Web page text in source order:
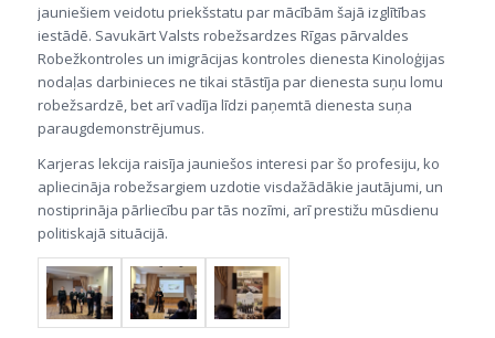
jauniešiem veidotu priekšstatu par mācībām šajā izglītības
iestādē. Savukārt Valsts robežsardzes Rīgas pārvaldes
Robežkontroles un imigrācijas kontroles dienesta Kinoloģijas
nodaļas darbinieces ne tikai stāstīja par dienesta suņu lomu
robežsardzē, bet arī vadīja līdzi paņemtā dienesta suņa
paraugdemonstrējumus.
Karjeras lekcija raisīja jauniešos interesi par šo profesiju, ko
apliecināja robežsargiem uzdotie visdažādākie jautājumi, un
nostiprināja pārliecību par tās nozīmi, arī prestižu mūsdienu
politiskajā situācijā.